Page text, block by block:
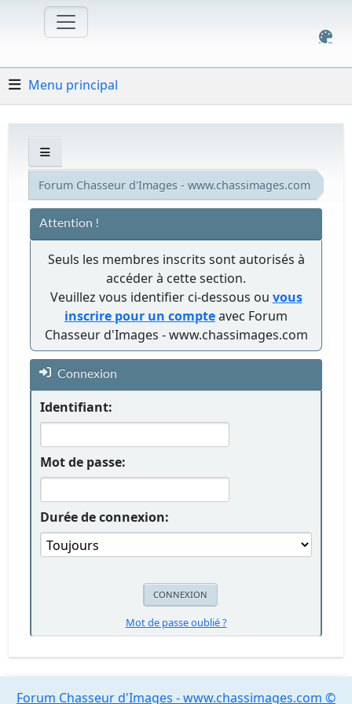
Menu principal
Forum Chasseur d'Images - www.chassimages.com
Attention !
Seuls les membres inscrits sont autorisés à
accéder à cette section.
Veuillez vous identifier ci-dessous ou vous
inscrire pour un compteavec Forum
Chasseur d'Images - www.chassimages.com
Connexion
Identifiant:
Mot de passe:
Durée de connexion:
Mot de passe oublié ?
Forum Chasseur d'Images - www.chassimages.com ©